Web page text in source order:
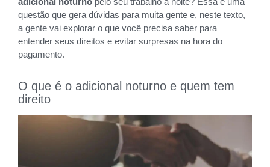
questão que gera dúvidas para muita gente e, neste texto,
a gente vai explorar o que você precisa saber para
entender seus direitos e evitar surpresas na hora do
pagamento.
O que é o adicional noturno e quem tem
direito